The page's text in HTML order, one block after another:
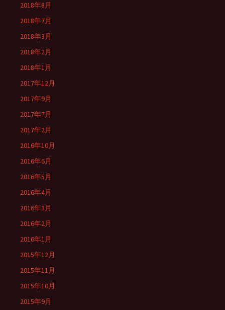
2018年8月
2018年7月
2018年3月
2018年2月
2018年1月
2017年12月
2017年9月
2017年7月
2017年2月
2016年10月
2016年6月
2016年5月
2016年4月
2016年3月
2016年2月
2016年1月
2015年12月
2015年11月
2015年10月
2015年9月